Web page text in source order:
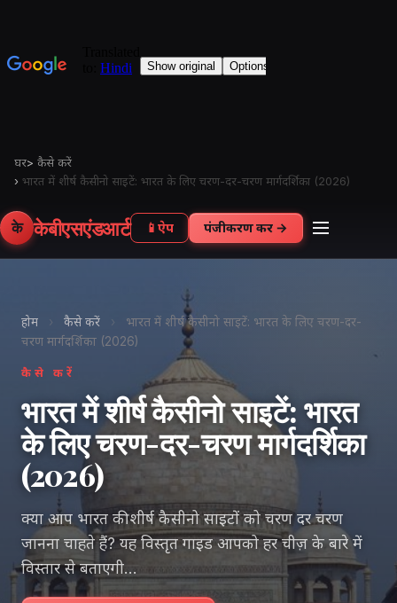
घर> कैसे करें
› भारत में शीर्ष कैसीनो साइटें: भारत के लिए चरण-दर-चरण मार्गदर्शिका (2026)
के केबीएसएंडआर्ट 📱 ऐप पंजीकरण करें →
होम › कैसे करें ›
भारत में शीर्ष कैसीनो साइटें: भारत के लिए चरण-दर-
चरण मार्गदर्शिका (2026)
कैसे करें
भारत में शीर्ष कैसीनो साइटें: भारत
के लिए चरण-दर-चरण मार्गदर्शिका
(2026)
क्या आप भारत की शीर्ष कैसीनो साइटों को चरण दर चरण
जानना चाहते हैं? यह विस्तृत गाइड आपको हर चीज़ के बारे में
विस्तार से बताएगी…